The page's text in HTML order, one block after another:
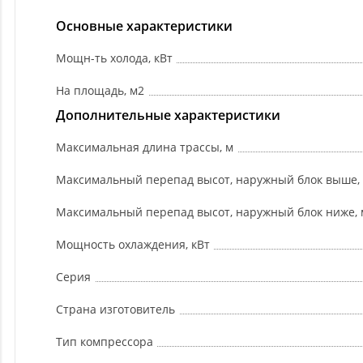
Основные характеристики
Мощн-ть холода, кВт
На площадь, м2
Дополнительные характеристики
Максимальная длина трассы, м
Максимальный перепад высот, наружный блок
Максимальный перепад высот, наружный блок ниже,
Мощность охлаждения, кВт
Серия
Страна изготовитель
Тип компрессора